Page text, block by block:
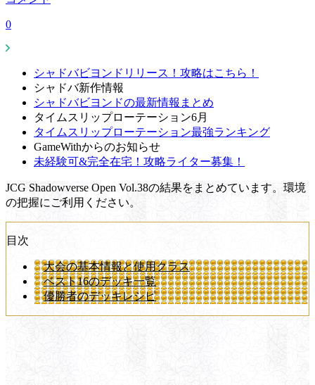
0
シャドバビヨンドリリース！攻略はこちら！
シャドバ新作情報
シャドバビヨンドの最新情報まとめ
タイムスリップローテーション6月
タイムスリップローテーション最強ランキング
GameWithからのお知らせ
未経験可&完全在宅！攻略ライター募集！
JCG Shadowverse Open Vol.38の結果をまとめています。環境
の把握にご利用ください。
目次
大会の基本情報と使用クラス
ベスト16のデッキ一覧
優勝者のデッキレシピ